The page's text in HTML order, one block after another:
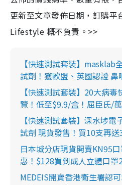
更新至文章發佈日期，訂購平
Lifestyle 概不負責。>>
【快速測試套裝】masklab
試劑！獲歐盟、英國認證 鼻
【快速測試套裝】20大病
覽！低至$9.9/盒！屈臣氏/
【快速測試套裝】深水埗
試劑 現貨發售！買10支再
日本城分店現貨開賣KN95
惠！$128買到成人立體口
MEDEIS開賣香港衛生署認